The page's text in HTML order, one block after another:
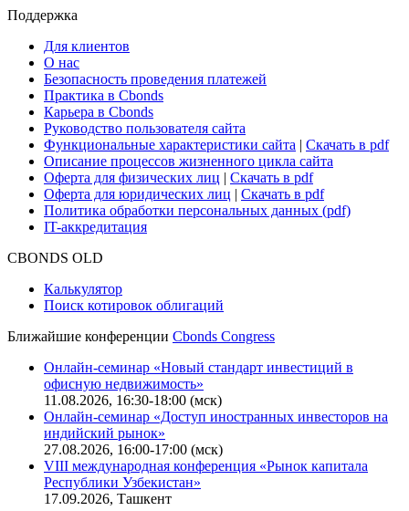
Сбондс-ТВ
Глоссарий
Поддержка
Для клиентов
О нас
Безопасность проведения платежей
Практика в Cbonds
Карьера в Cbonds
Руководство пользователя сайта
Функциональные характеристики сайта|Скачать в pdf
Описание процессов жизненного цикла сайта
Оферта для юридических лиц
IT-аккредитация
Поиск котировок облигаций
Ближайшие конференцииCbonds Congress
Онлайн-семинар «Новый стандарт инвестиций в
офисную недвижимость»
11.08.2026, 16:30-18:00 (мск)
Онлайн-семинар «Доступ иностранных инвесторов на
индийский рынок»